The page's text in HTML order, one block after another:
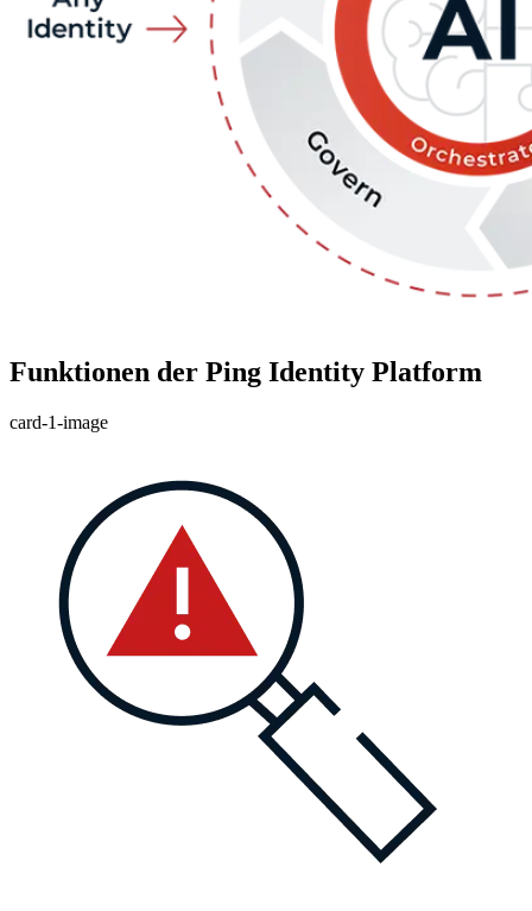
Funktionen der Ping Identity Platform
card-1-image